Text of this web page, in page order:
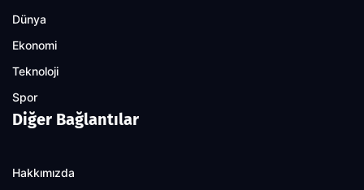
Dünya
Ekonomi
Teknoloji
Spor
Diğer Bağlantılar
Hakkımızda